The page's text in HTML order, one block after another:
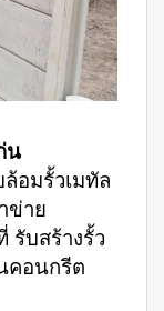
น
อมรั้วเมทัล
ข่าย
รับสร้างรั้ว
คอนกรีต